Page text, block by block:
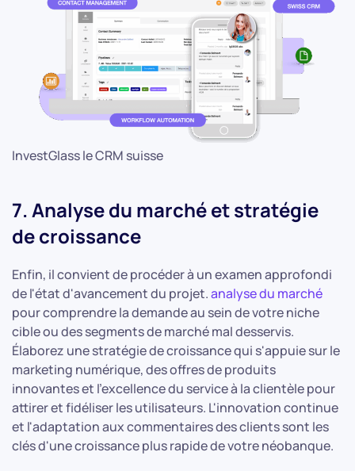
InvestGlass le CRM suisse
7. Analyse du marché et stratégie
de croissance
Enfin, il convient de procéder à un examen approfondi
de l'état d'avancement du projet.analyse du marché
pour comprendre la demande au sein de votre niche
cible ou des segments de marché mal desservis.
Élaborez une stratégie de croissance qui s'appuie sur le
marketing numérique, des offres de produits
innovantes et l'excellence du service à la clientèle pour
attirer et fidéliser les utilisateurs. L'innovation continue
et l'adaptation aux commentaires des clients sont les
clés d'une croissance plus rapide de votre néobanque.